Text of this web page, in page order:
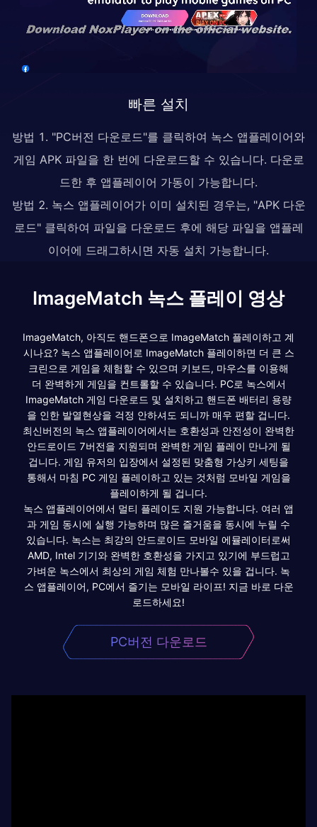
빠른 설치
방법 1. "PC버전 다운로드"를 클릭하여 녹스 앱플레이어와
게임 APK 파일을 한 번에 다운로드할 수 있습니다. 다운로
드한 후 앱플레이어 가동이 가능합니다.
방법 2. 녹스 앱플레이어가 이미 설치된 경우는, "APK 다운
로드" 클릭하여 파일을 다운로드 후에 해당 파일을 앱플레
이어에 드래그하시면 자동 설치 가능합니다.
ImageMatch 녹스 플레이 영상
ImageMatch, 아직도 핸드폰으로 ImageMatch 플레이하고 계
시나요? 녹스 앱플레이어로 ImageMatch 플레이하면 더 큰 스
크린으로 게임을 체험할 수 있으며 키보드, 마우스를 이용해
더 완벽하게 게임을 컨트롤할 수 있습니다. PC로 녹스에서
ImageMatch 게임 다운로드 및 설치하고 핸드폰 배터리 용량
을 인한 발열현상을 걱정 안하셔도 되니까 매우 편할 겁니다.
최신버전의 녹스 앱플레이어에서는 호환성과 안전성이 완벽한
안드로이드 7버전을 지원되며 완벽한 게임 플레이 만나게 될
겁니다. 게임 유저의 입장에서 설정된 맞춤형 가상키 세팅을
통해서 마침 PC 게임 플레이하고 있는 것처럼 모바일 게임을
플레이하게 될 겁니다.
녹스 앱플레이어에서 멀티 플레이도 지원 가능합니다. 여러 앱
과 게임 동시에 실행 가능하며 많은 즐거움을 동시에 누릴 수
있습니다. 녹스는 최강의 안드로이드 모바일 에뮬레이터로써
AMD, Intel 기기와 완벽한 호환성을 가지고 있기에 부드럽고
가벼운 녹스에서 최상의 게임 체험 만나볼수 있을 겁니다. 녹
스 앱플레이어, PC에서 즐기는 모바일 라이프! 지금 바로 다운
로드하세요!
PC버전 다운로드